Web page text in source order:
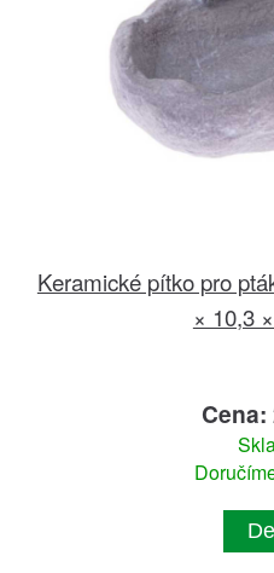
Keramické pítko pro
× 10,3
Cena: